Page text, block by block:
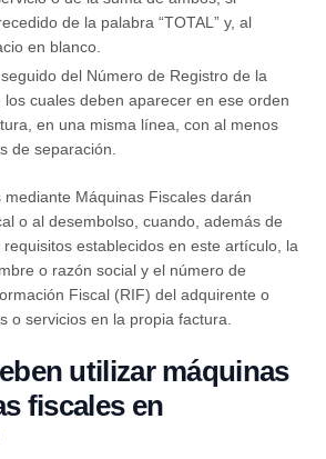
de la palabra “TOTAL” y, al
en blanco.
del Número de Registro de la
los cuales deben aparecer en ese orden
en una misma línea, con al menos
de separación.
Máquinas Fiscales darán
o al desembolso, cuando, además de
establecidos en este artículo, la
o razón social y el número de
Fiscal (RIF) del adquirente o
o servicios en la propia factura.
utilizar máquinas
fiscales en